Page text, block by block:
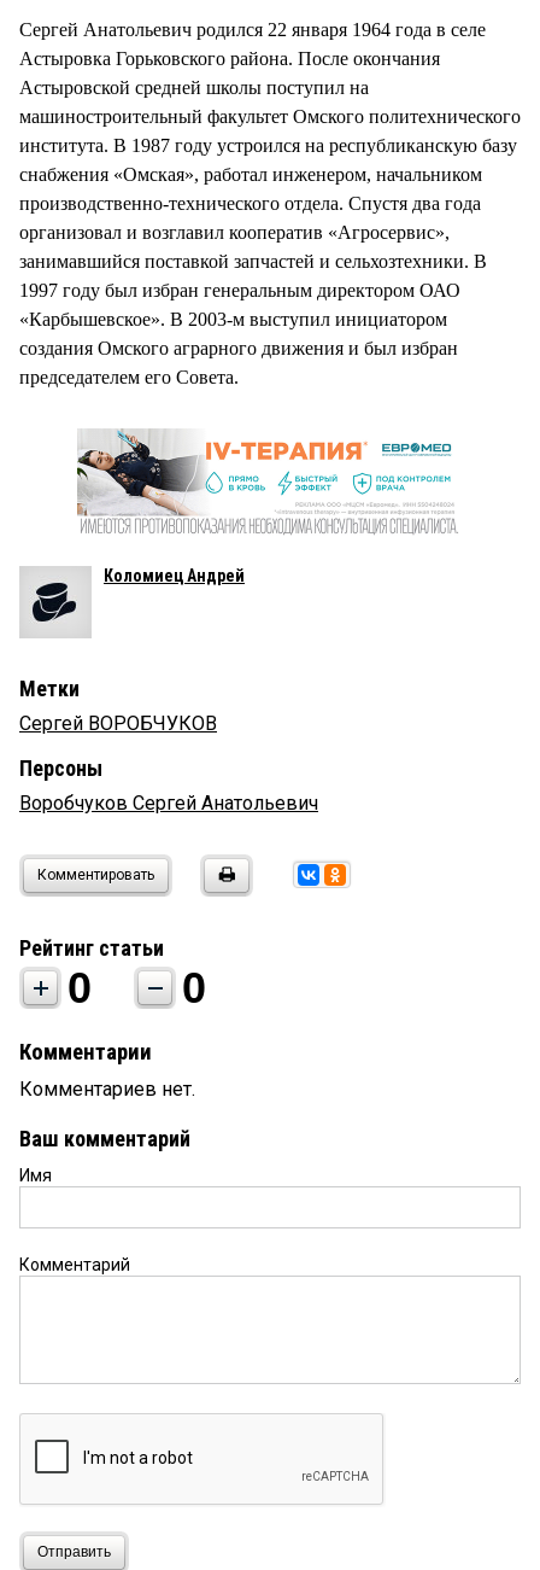
Сергей Анатольевич родился 22 января 1964 года в селе
Астыровка Горьковского района. После окончания
Астыровской средней школы поступил на
машиностроительный факультет Омского политехнического
института. В 1987 году устроился на республиканскую базу
снабжения «Омская», работал инженером, начальником
производственно-технического отдела. Спустя два года
организовал и возглавил кооператив «Агросервис»,
занимавшийся поставкой запчастей и сельхозтехники. В
1997 году был избран генеральным директором ОАО
«Карбышевское». В 2003-м выступил инициатором
создания Омского аграрного движения и был избран
председателем его Совета.
Коломиец Андрей
Метки
Сергей ВОРОБЧУКОВ
Персоны
Воробчуков Сергей Анатольевич
Комментировать
Рейтинг статьи
0 0
Комментарии
Комментариев нет.
Ваш комментарий
Имя
Комментарий
Отправить